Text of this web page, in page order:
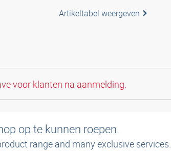
Artikeltabel weergeven
voor klanten na aanmelding.
op te kunnen roepen.
range and many exclusive services.